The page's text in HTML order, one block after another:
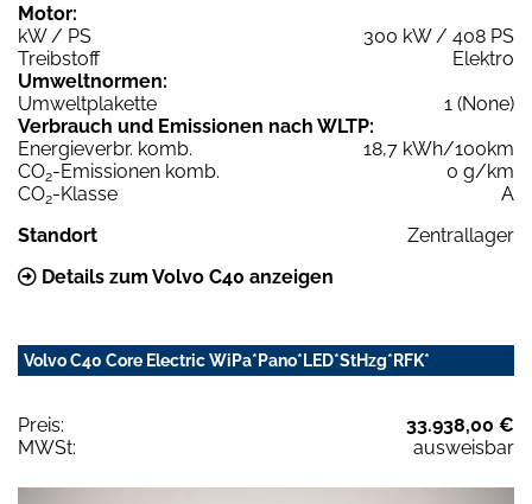
Motor:
kW / PS
300 kW / 408 PS
Treibstoff
Elektro
Umweltnormen:
Umweltplakette
1 (None)
Verbrauch und Emissionen nach WLTP:
Energieverbr. komb.
18,7 kWh/100km
CO2-Emissionen komb.
0 g/km
CO2-Klasse
A
Standort
Zentrallager
Details zum Volvo C40 anzeigen
Volvo C40 Core Electric WiPa*Pano*LED*StHzg*RFK*
Preis:
33.938,00 €
MWSt:
ausweisbar